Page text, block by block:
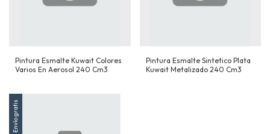
Pintura Esmalte Kuwait Colores
Varios En Aerosol 240 Cm3
Pintura Esmalte Sintetico Plata
Kuwait Metalizado 240 Cm3
Envío gratis